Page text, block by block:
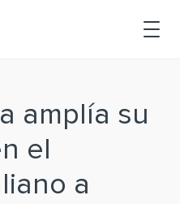
amplía su
el
a